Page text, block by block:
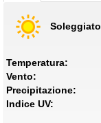
Soleggiato
Temperatura:
Vento:
Precipitazione:
Indice UV: